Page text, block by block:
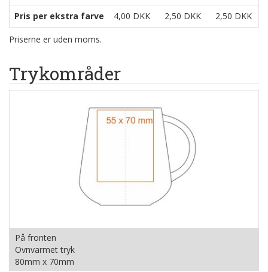
Pris per ekstra farve
4,00 DKK 2,50 DKK 2,50 DKK
Priserne er uden moms.
Trykområder
På fronten
Ovnvarmet tryk
80mm x 70mm